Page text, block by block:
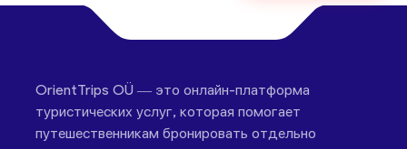
OrientTrips OÜ — это онлайн-платформа
туристических услуг, которая помогает
путешественникам бронировать отдельно